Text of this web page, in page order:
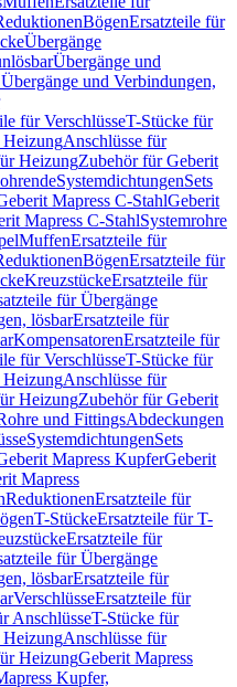
BögenErsatzteile für
Übergänge
Übergänge und
und Verbindungen,
für VerschlüsseT-Stücke für
HeizungAnschlüsse für
HeizungZubehör für Geberit
SystemdichtungenSets
Mapress C-StahlGeberit
Mapress C-StahlSystemrohre
MuffenErsatzteile für
BögenErsatzteile für
KreuzstückeErsatzteile für
für Übergänge
lösbarErsatzteile für
KompensatorenErsatzteile für
für VerschlüsseT-Stücke für
HeizungAnschlüsse für
HeizungZubehör für Geberit
und FittingsAbdeckungen
SystemdichtungenSets
Mapress KupferGeberit
Mapress
ReduktionenErsatzteile für
T-StückeErsatzteile für T-
Ersatzteile für
für Übergänge
lösbarErsatzteile für
VerschlüsseErsatzteile für
AnschlüsseT-Stücke für
HeizungAnschlüsse für
HeizungGeberit Mapress
Kupfer,